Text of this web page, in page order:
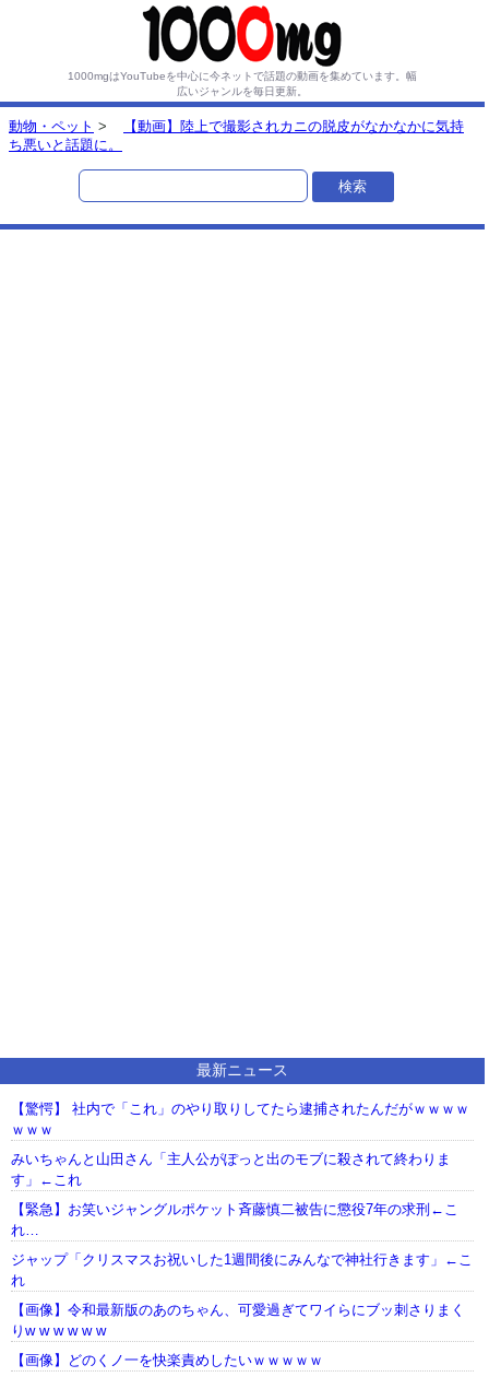
1000mgはYouTubeを中心に今ネットで話題の動画を集めています。 幅
広いジャンルを毎日更新。
動物・ペット >
【動画】陸上で撮影されカニの脱皮がなかなかに気持
ち悪いと話題に。
最新ニュース
【驚愕】 社内で「これ」のやり取りしてたら逮捕されたんだがｗｗｗｗ
ｗｗｗ
みいちゃんと山田さん「主人公がぽっと出のモブに殺されて終わりま
す」←これ
【緊急】お笑いジャングルポケット斉藤慎二被告に懲役7年の求刑←こ
れ…
ジャップ「クリスマスお祝いした1週間後にみんなで神社行きます」←こ
れ
【画像】令和最新版のあのちゃん、可愛過ぎてワイらにブッ刺さりまく
りw w w w w w
【画像】どのくノ一を快楽責めしたいｗｗｗｗｗ